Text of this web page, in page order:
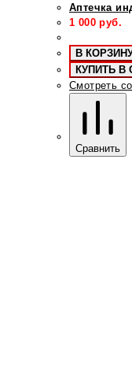
Аптечка
1 000 руб.
В
КУПИТЬ В
Смотреть
Сравнить